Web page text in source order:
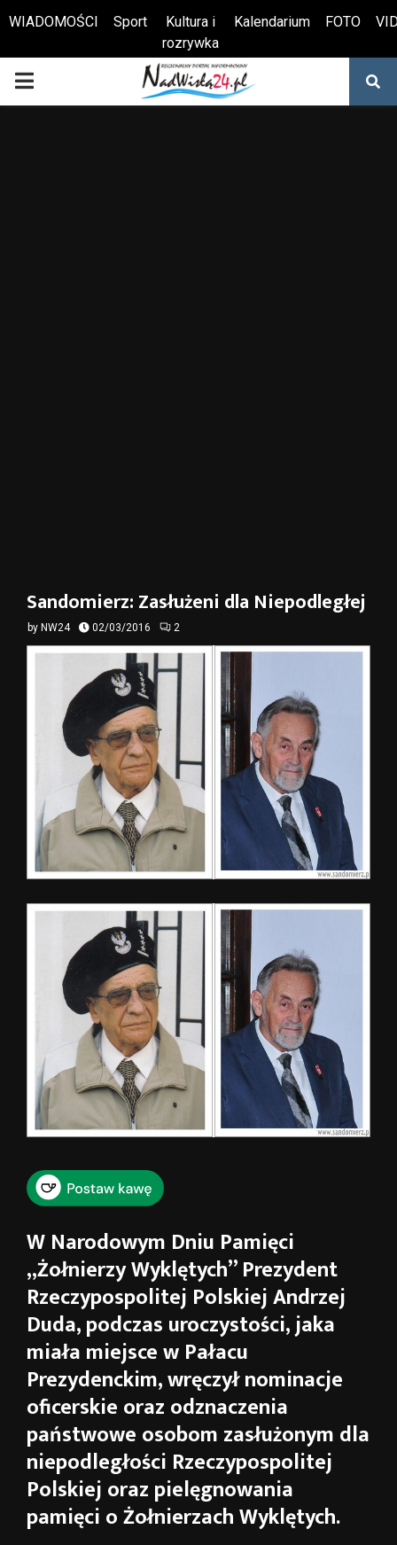
Otwórz pasek narzędzi
WIADOMOŚCI Sport
Kultura i
rozrywka
Kalendarium FOTO
PRIMARY
Sandomierz: Zasłużeni dla Niepodległej
by NW24 02/03/2016 2
W Narodowym Dniu Pamięci
„Żołnierzy Wyklętych” Prezydent
Rzeczypospolitej Polskiej Andrzej
Duda, podczas uroczystości, jaka
miała miejsce w Pałacu
Prezydenckim, wręczył nominacje
oficerskie oraz odznaczenia
państwowe osobom zasłużonym dla
niepodległości Rzeczypospolitej
Polskiej oraz pielęgnowania
pamięci o Żołnierzach Wyklętych.